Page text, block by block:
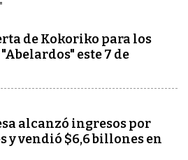
de Kokoriko para los
este 7 de
alcanzó ingresos por
y vendió $6,6 billones en